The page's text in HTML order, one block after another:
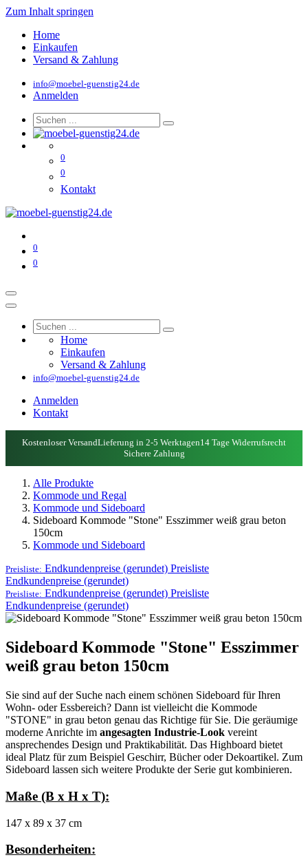
Zum Inhalt springen
Home
Einkaufen
Versand & Zahlung
info@moebel-guenstig24.de
Anmelden
0
0
Kontakt
0
0
Home
Einkaufen
Versand & Zahlung
info@moebel-guenstig24.de
Anmelden
Kontakt
Kostenloser VersandLieferung in 2-5 Werktagen14 Tage Widerrufsrecht
Sichere Zahlung
Alle Produkte
Kommode und Regal
Kommode und Sideboard
Sideboard Kommode "Stone" Esszimmer weiß grau beton
150cm
Kommode und Sideboard
Preisliste: Endkundenpreise (gerundet) Preisliste
Endkundenpreise (gerundet)
Preisliste: Endkundenpreise (gerundet) Preisliste
Endkundenpreise (gerundet)
Sideboard Kommode "Stone" Esszimmer
weiß grau beton 150cm
Sie sind auf der Suche nach einem schönen Sideboard für Ihren
Wohn- oder Essbereich? Dann ist vielleicht die Kommode
"STONE" in grau beton genau das Richtige für Sie. Die geräumige
moderne Anrichte im angesagten Industrie-Look vereint
ansprechendes Design und Praktikabilität. Das Highboard bietet
ideal Platz für zum Beispiel Geschirr, Bücher oder Dekoartikel. Zum
Sideboard lassen sich weitere Produkte der Serie gut kombinieren.
Maße (B x H x T):
147 x 89 x 37 cm
Besonderheiten: